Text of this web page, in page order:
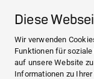
Diese
Wir verwenden
Funktionen für
auf unsere Website
Informationen zu